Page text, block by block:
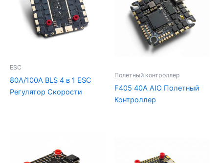
ESC
80A/100A BLS 4 в 1 ESC
Регулятор Скорости
Полетный контроллер
F405 40A AIO Полетный
Контроллер